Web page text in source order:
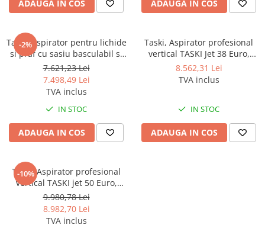
Gama de cosmetice hoteliere
Gama de cosmetice hoteliere Sense
Papuci hotel
ADAUGA IN COS ADAUGA IN COS
-2%
Taski, Aspirator pentru lichide
si praf cu sasiu basculabil si
racleta fixomat TASKI
VACUMAT 22T, 1000W,
aspirare praf pe orice tip de
pardoseli, capacitate praf 28L
7.621,23 Lei
7.498,49 Lei
TVA inclus
IN STOC
ADAUGA IN COS
Taski, Aspirator profesional
vertical TASKI Jet 38 Euro,
900W, nivel de zgomot redus,
putere si eficienta
8.562,31 Lei
TVA inclus
IN STOC
ADAUGA IN COS
-10%
Taski, Aspirator profesional
vertical TASKI jet 50 Euro,
900W, nivel de zgomot redus,
putere si eficienta
9.980,78 Lei
8.982,70 Lei
TVA inclus